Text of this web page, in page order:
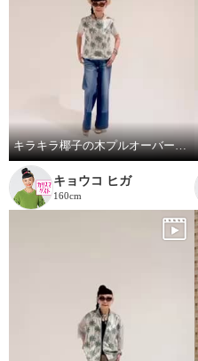
キラキラ椰子の木プルオーバーでワクワクスタイリング
キョウコ ヒガ
160cm